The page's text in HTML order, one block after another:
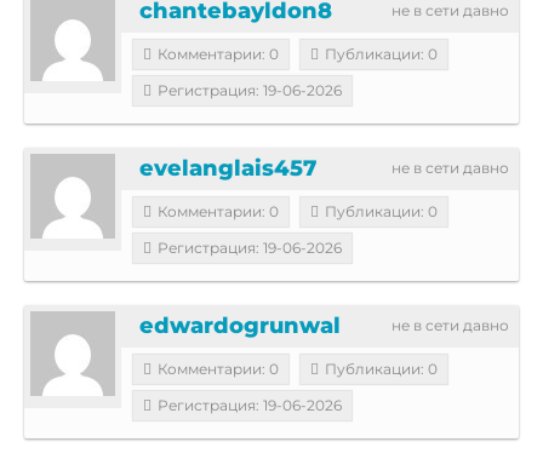
не в сети давно
chantebayldon8
Комментарии: 0
Публикации: 0
Регистрация: 19-06-2026
не в сети давно
evelanglais457
Комментарии: 0
Публикации: 0
Регистрация: 19-06-2026
не в сети давно
edwardogrunwal
Комментарии: 0
Публикации: 0
Регистрация: 19-06-2026